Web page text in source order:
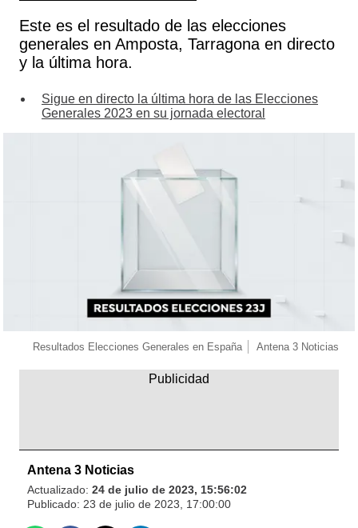
Este es el resultado de las elecciones
generales en Amposta, Tarragona en directo
y la última hora.
Sigue en directo la última hora de las Elecciones
Generales 2023 en su jornada electoral
Resultados Elecciones Generales en España Antena 3 Noticias
Antena 3 Noticias
Actualizado: 24 de julio de 2023, 15:56:02
Publicado: 23 de julio de 2023, 17:00:00